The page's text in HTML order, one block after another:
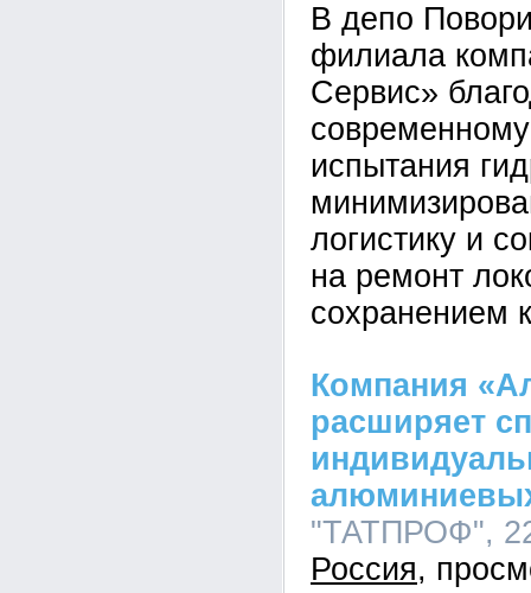
В депо
филиала
Сервис»
испытания
логистику и
на ремонт
сохранением
Компания
расширяет
"ТАТПРОФ",
Россия